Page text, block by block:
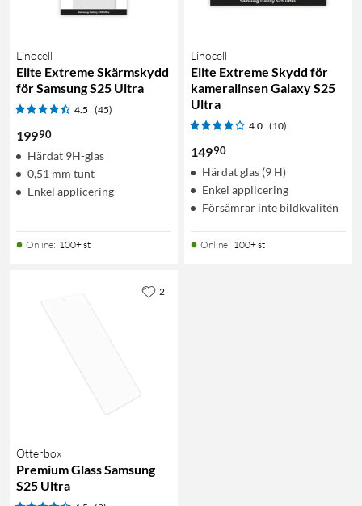
Linocell
Elite Extreme Skärmskydd
för Samsung S25 Ultra
4.5 (45)
19990
Härdat 9H-glas
0,51 mm tunt
Enkel applicering
Online: 100+ st
Linocell
Elite Extreme Skydd för
kameralinsen Galaxy S25
Ultra
4.0 (10)
14990
Härdat glas (9 H)
Enkel applicering
Försämrar inte bildkvalitén
Online: 100+ st
Otterbox
Premium Glass Samsung
S25 Ultra
2